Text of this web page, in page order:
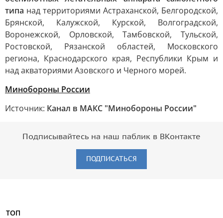
типа над территориями Астраханской, Белгородской,
Брянской, Калужской, Курской, Волгоградской,
Воронежской, Орловской, Тамбовской, Тульской,
Ростовской, Рязанской областей, Московского
региона, Краснодарского края, Республики Крым и
над акваториями Азовского и Черного морей.
Минобороны России
Источник: Канал в МАКС "Минобороны России"
Подписывайтесь на наш паблик в ВКонтакте
ПОДПИСАТЬСЯ
ТОП